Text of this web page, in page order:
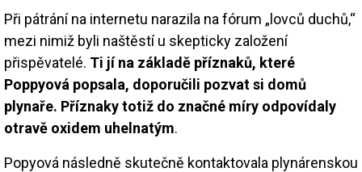
Při pátrání na internetu narazila na fórum „lovců duchů,“
mezi nimiž byli naštěstí u skepticky založení
přispěvatelé. Ti jí na základě příznaků, které
Poppyová popsala, doporučili pozvat si domů
plynaře. Příznaky totiž do značné míry odpovídaly
otravě oxidem uhelnatým.
Popyová následně skutečně kontaktovala plynárenskou